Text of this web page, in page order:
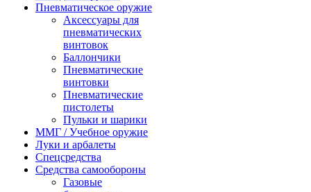
Пневматическое оружие
Аксессуары для
пневматических
винтовок
Баллончики
Пневматические
винтовки
Пневматические
пистолеты
Пульки и шарики
ММГ / Учебное оружие
Луки и арбалеты
Спецсредства
Средства самообороны
Газовые